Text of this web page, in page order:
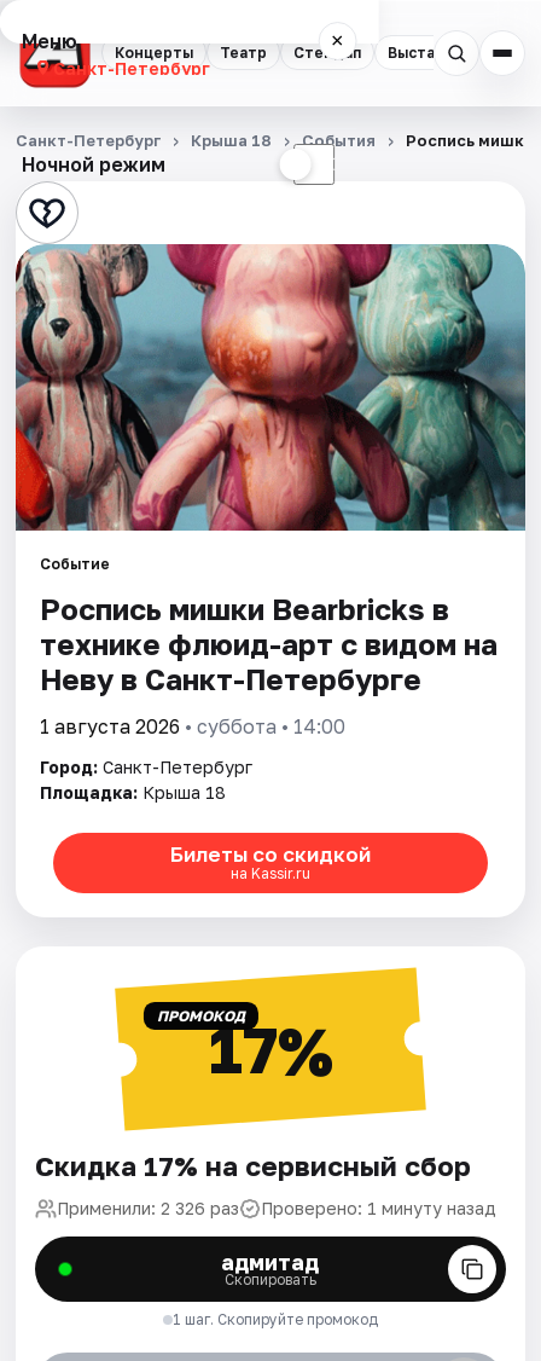
Концерты Театр Стендап Выставки
Меню ×
Санкт-Петербург
Концерты
Театр
Стендап
Выставки
Квесты
Экскурсии
Спорт
События
Города
Площадки
Артисты
Рейтинги
Ночной режим ☾
Санкт-Петербург Крыша 18 События Роспись мишки
Событие
Роспись мишки Bearbricks в
технике флюид-арт с видом на
Неву в Санкт-Петербурге
1 августа 2026 • суббота • 14:00
Город: Санкт-Петербург
Площадка: Крыша 18
Билеты со скидкой
на Kassir.ru
ПРОМОКОД17%
Скидка 17% на сервисный сбор
Применили: 2 326 раз Проверено: 1 минуту назад
адмитад
Скопировать
1 шаг. Скопируйте промокод